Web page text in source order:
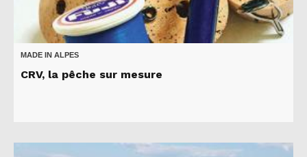
MADE IN ALPES
CRV, la pêche sur mesure